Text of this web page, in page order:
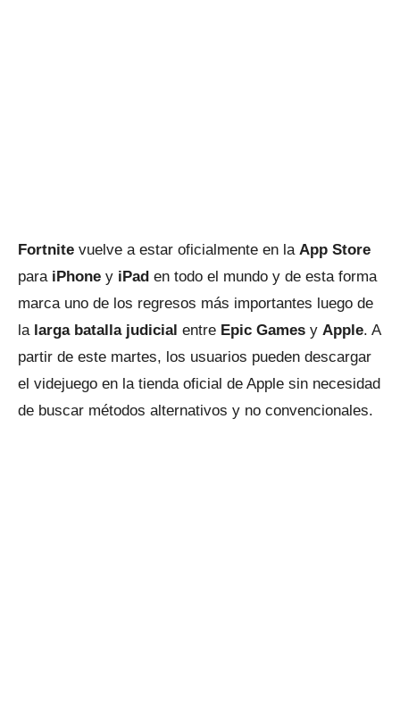
Fortnite vuelve a estar oficialmente en la App Store
para iPhone y iPad en todo el mundo y de esta forma
marca uno de los regresos más importantes luego de
la larga batalla judicial entre Epic Games y Apple. A
partir de este martes, los usuarios pueden descargar
el videjuego en la tienda oficial de Apple sin necesidad
de buscar métodos alternativos y no convencionales.